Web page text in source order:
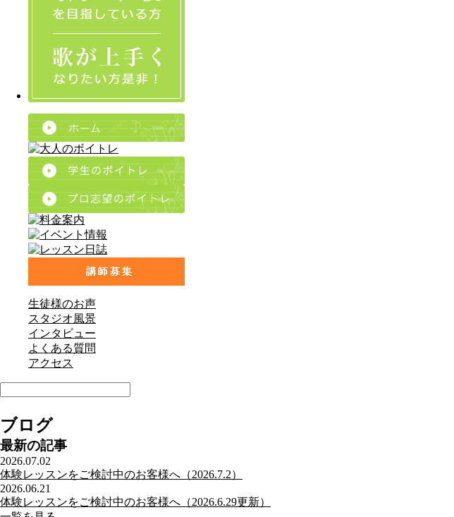
生徒様のお声
スタジオ風景
インタビュー
よくある質問
アクセス
ブログ
最新の記事
2026.07.02
体験レッスンをご検討中のお客様へ（2026.7.2）
2026.06.21
体験レッスンをご検討中のお客様へ（2026.6.29更新）